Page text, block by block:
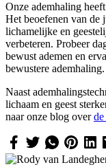
Onze ademhaling
Het beoefenen van de
lichamelijke en
verbeteren. Probeer
bewust ademen en
bewustere ademhaling.
Naast
lichaam en geest
naar onze blog over